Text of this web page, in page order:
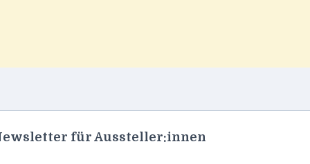
für Aussteller:innen